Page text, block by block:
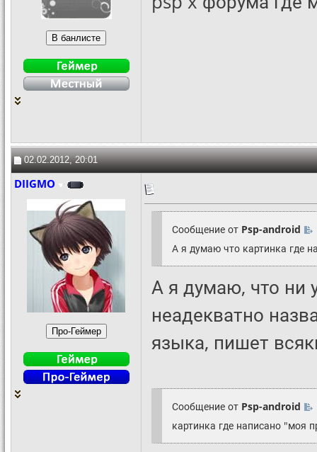
02.02.2012, 20:01
DIIGMO
Сообщение от Psp-android
А я думаю что картинка где
А я думаю, что ни
неадекватно
языка, пишет
Сообщение от Psp-android
картинка где написано "моя